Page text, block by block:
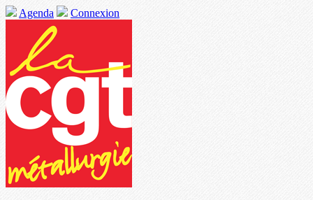
Agenda Connexion